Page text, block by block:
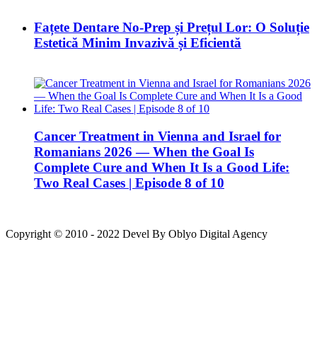
Fațete Dentare No-Prep și Prețul Lor: O Soluție
Estetică Minim Invazivă și Eficientă
Cancer Treatment in Vienna and Israel for
Romanians 2026 — When the Goal Is
Complete Cure and When It Is a Good Life:
Two Real Cases | Episode 8 of 10
Copyright © 2010 - 2022 Devel By Oblyo Digital Agency